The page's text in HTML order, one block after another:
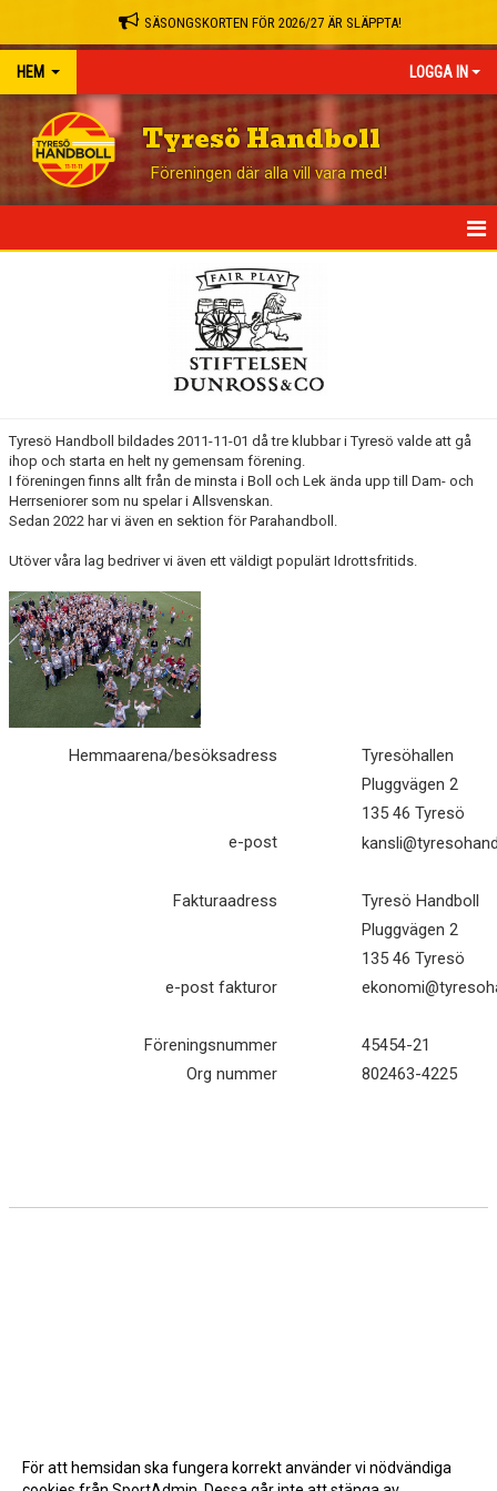
SÄSONGSKORTEN FÖR 2026/27 ÄR SLÄPPTA!
HEM LOGGA IN
Tyresö Handboll
Föreningen där alla vill vara med!
OM KLUBBEN
KONTAKT/STYRELSE
VISION
AVGIFTER
HITTA HALLEN
VISSELBLÅSARE
PARTNERS
ICA KVANTUM TYRESÖ
Tyresö Handboll bildades 2011-11-01 då tre klubbar i Tyresö valde att gå
ihop och starta en helt ny gemensam förening.
I föreningen finns allt från de minsta i Boll och Lek ända upp till Dam- och
Herrseniorer som nu spelar i Allsvenskan.
Sedan 2022 har vi även en sektion för Parahandboll.
Utöver våra lag bedriver vi även ett väldigt populärt Idrottsfritids.
Hemmaarena/besöksadress
Tyresöhallen
Pluggvägen 2
135 46 Tyresö
e-post
Fakturaadress
Tyresö Handboll
Pluggvägen 2
135 46 Tyresö
e-post fakturor
Föreningsnummer
45454-21
Org nummer
802463-4225
För att hemsidan ska fungera korrekt använder vi nödvändiga